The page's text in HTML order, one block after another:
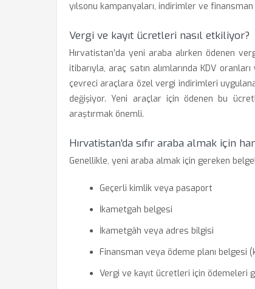
yılsonu kampanyaları, indirimler ve
Vergi ve kayıt ücretleri nasıl etkiliyor?
Hırvatistan’da yeni araba alırken ödenen
itibarıyla, araç satın alımlarında KDV
çevreci araçlara özel vergi indirimleri
değişiyor. Yeni araçlar için ödenen bu
araştırmak önemli.
Hırvatistan’da sıfır araba almak için
Genellikle, yeni araba almak için gereken
Geçerli kimlik veya pasaport
İkametgah belgesi
İkametgâh veya adres bilgisi
Finansman veya ödeme planı belgesi
Vergi ve kayıt ücretleri için ödemeleri